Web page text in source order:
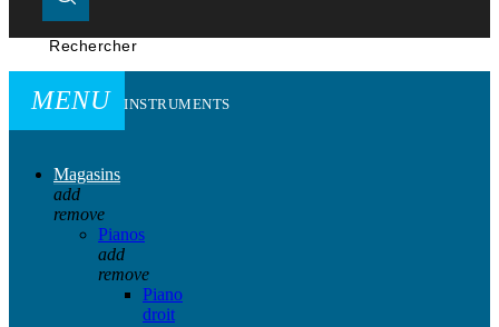
Rechercher
MENU INSTRUMENTS
Magasins
add
remove
Pianos
add
remove
Piano
droit